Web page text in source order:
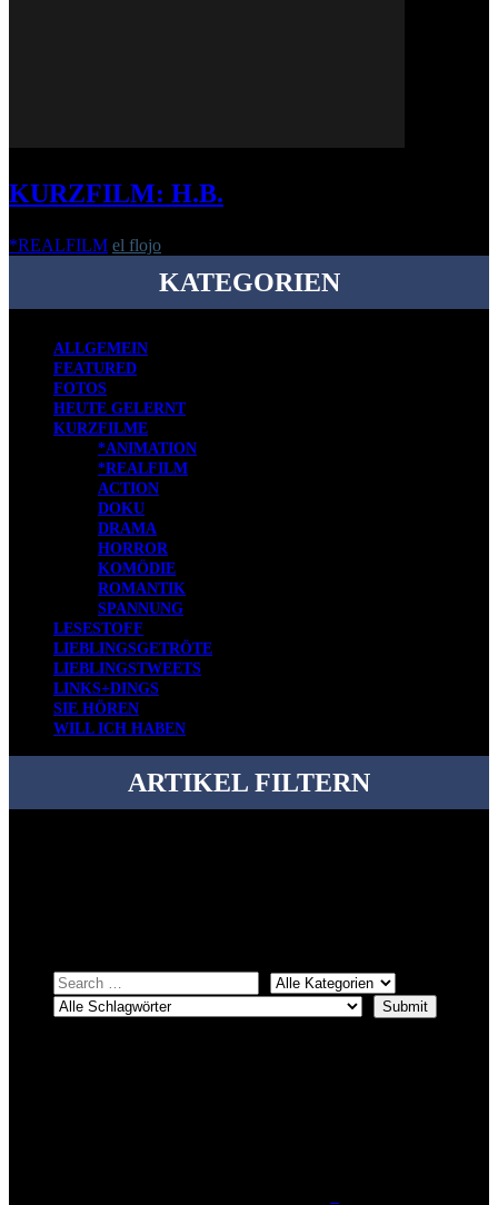
KURZFILM: H.B.
*REALFILM el flojo
KATEGORIEN
ALLGEMEIN
FEATURED
FOTOS
HEUTE GELERNT
KURZFILME
*ANIMATION
*REALFILM
ACTION
DOKU
DRAMA
HORROR
KOMÖDIE
ROMANTIK
SPANNUNG
LESESTOFF
LIEBLINGSGETRÖTE
LIEBLINGSTWEETS
LINKS+DINGS
SIE HÖREN
WILL ICH HABEN
ARTIKEL FILTERN